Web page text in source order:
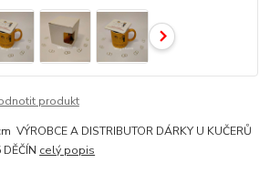
produkt
VÝROBCE A DISTRIBUTOR DÁRKY U KUČERŮ
celý popis